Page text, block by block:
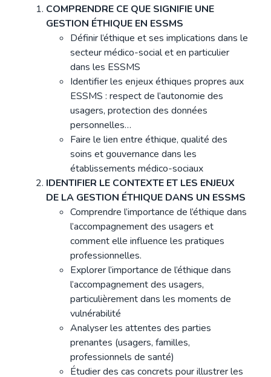
COMPRENDRE CE QUE SIGNIFIE UNE
GESTION ÉTHIQUE EN ESSMS
Définir l’éthique et ses implications dans le
secteur médico-social et en particulier
dans les ESSMS
Identifier les enjeux éthiques propres aux
ESSMS : respect de l’autonomie des
usagers, protection des données
personnelles…
Faire le lien entre éthique, qualité des
soins et gouvernance dans les
établissements médico-sociaux
IDENTIFIER LE CONTEXTE ET LES ENJEUX
DE LA GESTION ÉTHIQUE DANS UN ESSMS
Comprendre l’importance de l’éthique dans
l’accompagnement des usagers et
comment elle influence les pratiques
professionnelles.
Explorer l’importance de l’éthique dans
l’accompagnement des usagers,
particulièrement dans les moments de
vulnérabilité
Analyser les attentes des parties
prenantes (usagers, familles,
professionnels de santé)
Étudier des cas concrets pour illustrer les